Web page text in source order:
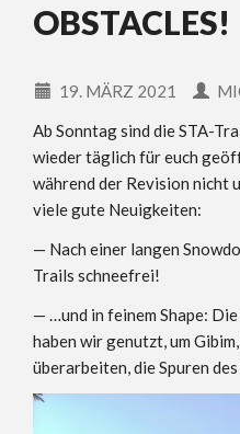
OBSTACLES!
19. MÄRZ 2021
Ab Sonntag sind die STA-
wieder täglich für euch
während der Revision nicht
viele gute Neuigkeiten:
— Nach einer langen
Trails schneefrei!
— …und in feinem Shape:
haben wir genutzt, um
überarbeiten, die Spuren